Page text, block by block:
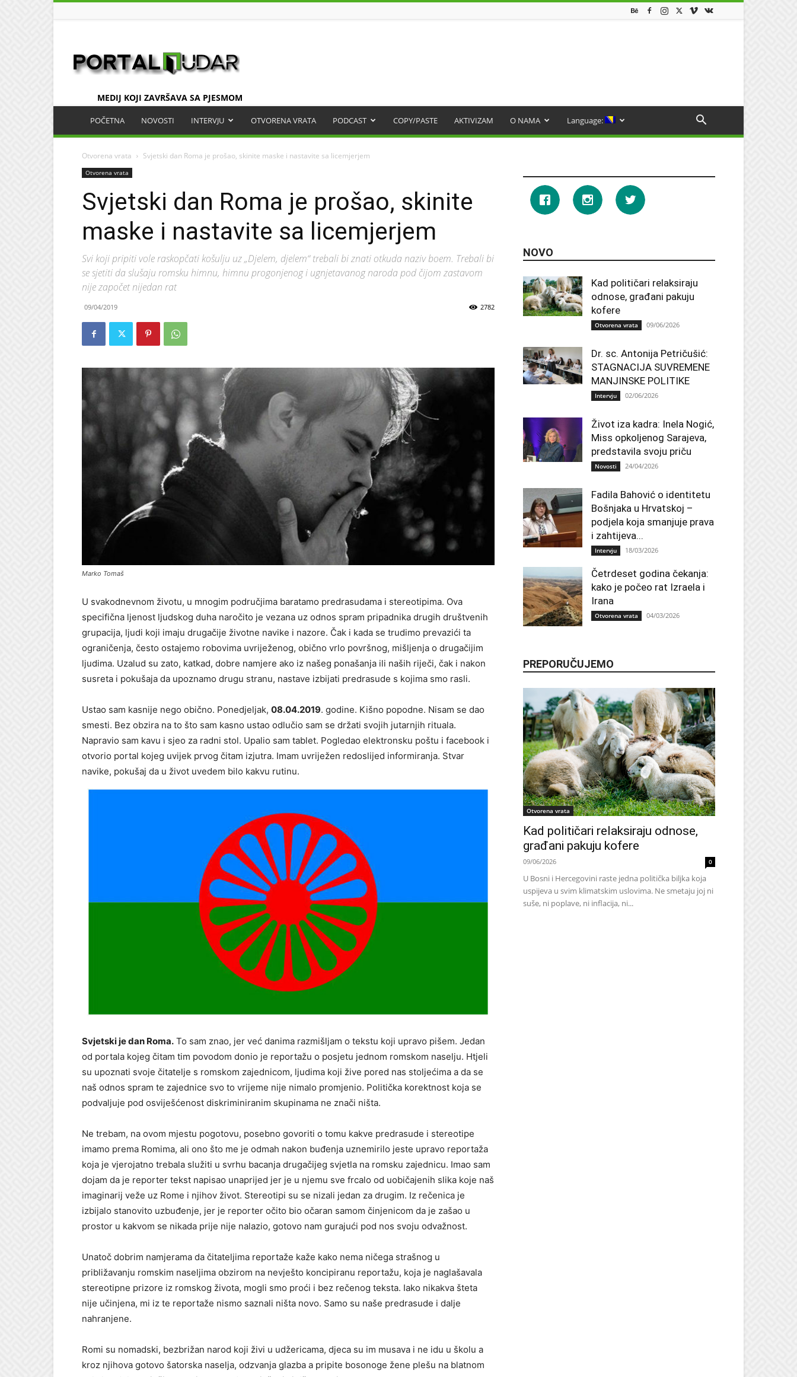
MEDIJ KOJI ZAVRŠAVA SA PJESMOM
POČETNA NOVOSTI INTERVJU OTVORENA VRATA PODCAST COPY/PASTE AKTIVIZAM O NAMA Language:
Otvorena vrata Svjetski dan Roma je prošao, skinite maske i nastavite sa licemjerjem
Otvorena vrata
Svjetski dan Roma je prošao, skinite
maske i nastavite sa licemjerjem
Svi koji pripiti vole raskopčati košulju uz „Djelem, djelem“ trebali bi znati otkuda naziv boem. Trebali bi
se sjetiti da slušaju romsku himnu, himnu progonjenog i ugnjetavanog naroda pod čijom zastavom
nije započet nijedan rat
09/04/2019 2782
Marko Tomaš
U svakodnevnom životu, u mnogim područjima baratamo predrasudama i stereotipima. Ova
specifična ljenost ljudskog duha naročito je vezana uz odnos spram pripadnika drugih društvenih
grupacija, ljudi koji imaju drugačije životne navike i nazore. Čak i kada se trudimo prevazići ta
ograničenja, često ostajemo robovima uvriježenog, obično vrlo površnog, mišljenja o drugačijim
ljudima. Uzalud su zato, katkad, dobre namjere ako iz našeg ponašanja ili naših riječi, čak i nakon
susreta i pokušaja da upoznamo drugu stranu, nastave izbijati predrasude s kojima smo rasli.
Ustao sam kasnije nego obično. Ponedjeljak, 08.04.2019. godine. Kišno popodne. Nisam se dao
smesti. Bez obzira na to što sam kasno ustao odlučio sam se držati svojih jutarnjih rituala.
Napravio sam kavu i sjeo za radni stol. Upalio sam tablet. Pogledao elektronsku poštu i facebook i
otvorio portal kojeg uvijek prvog čitam izjutra. Imam uvriježen redoslijed informiranja. Stvar
navike, pokušaj da u život uvedem bilo kakvu rutinu.
Svjetski je dan Roma. To sam znao, jer već danima razmišljam o tekstu koji upravo pišem. Jedan
od portala kojeg čitam tim povodom donio je reportažu o posjetu jednom romskom naselju. Htjeli
su upoznati svoje čitatelje s romskom zajednicom, ljudima koji žive pored nas stoljećima a da se
naš odnos spram te zajednice svo to vrijeme nije nimalo promjenio. Politička korektnost koja se
podvaljuje pod osviješćenost diskriminiranim skupinama ne znači ništa.
Ne trebam, na ovom mjestu pogotovu, posebno govoriti o tomu kakve predrasude i stereotipe
imamo prema Romima, ali ono što me je odmah nakon buđenja uznemirilo jeste upravo reportaža
koja je vjerojatno trebala služiti u svrhu bacanja drugačijeg svjetla na romsku zajednicu. Imao sam
dojam da je reporter tekst napisao unaprijed jer je u njemu sve frcalo od uobičajenih slika koje naš
imaginarij veže uz Rome i njihov život. Stereotipi su se nizali jedan za drugim. Iz rečenica je
izbijalo stanovito uzbuđenje, jer je reporter očito bio očaran samom činjenicom da je zašao u
prostor u kakvom se nikada prije nije nalazio, gotovo nam gurajući pod nos svoju odvažnost.
Unatoč dobrim namjerama da čitateljima reportaže kaže kako nema ničega strašnog u
približavanju romskim naseljima obzirom na nevješto koncipiranu reportažu, koja je naglašavala
stereotipne prizore iz romskog života, mogli smo proći i bez rečenog teksta. Iako nikakva šteta
nije učinjena, mi iz te reportaže nismo saznali ništa novo. Samo su naše predrasude i dalje
nahranjene.
Romi su nomadski, bezbrižan narod koji živi u udžericama, djeca su im musava i ne idu u školu a
kroz njihova gotovo šatorska naselja, odzvanja glazba a pripite bosonoge žene plešu na blatnom
NOVO
Kad političari relaksiraju
odnose, građani pakuju
kofere
Otvorena vrata 09/06/2026
Dr. sc. Antonija Petričušić:
STAGNACIJA SUVREMENE
MANJINSKE POLITIKE
Intervju 02/06/2026
Život iza kadra: Inela Nogić,
Miss opkoljenog Sarajeva,
predstavila svoju priču
Novosti 24/04/2026
Fadila Bahović o identitetu
Bošnjaka u Hrvatskoj –
podjela koja smanjuje prava
i zahtijeva...
Intervju 18/03/2026
Četrdeset godina čekanja:
kako je počeo rat Izraela i
Irana
Otvorena vrata 04/03/2026
PREPORUČUJEMO
Otvorena vrata
Kad političari relaksiraju odnose,
građani pakuju kofere
09/06/2026 0
U Bosni i Hercegovini raste jedna politička biljka koja
uspijeva u svim klimatskim uslovima. Ne smetaju joj ni
suše, ni poplave, ni inflacija, ni...